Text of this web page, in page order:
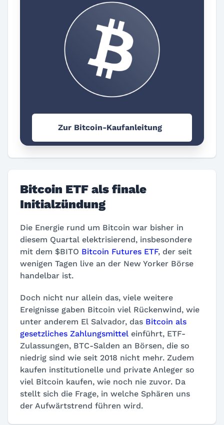
Zur Bitcoin-Kaufanleitung
Bitcoin ETF als finale
Initialzündung
Die Energie rund um Bitcoin war bisher in
diesem Quartal elektrisierend, insbesondere
mit dem $BITO Bitcoin Futures ETF, der seit
wenigen Tagen live an der New Yorker Börse
handelbar ist.
Doch nicht nur allein das, viele weitere
Ereignisse gaben Bitcoin viel Rückenwind, wie
unter anderem El Salvador, das Bitcoin als
gesetzliches Zahlungsmittel einführt, ETF-
Zulassungen, BTC-Salden an Börsen, die so
niedrig sind wie seit 2018 nicht mehr. Zudem
kaufen institutionelle und private Anleger so
viel Bitcoin kaufen, wie noch nie zuvor. Da
stellt sich die Frage, in welche Sphären uns
der Aufwärtstrend führen wird.